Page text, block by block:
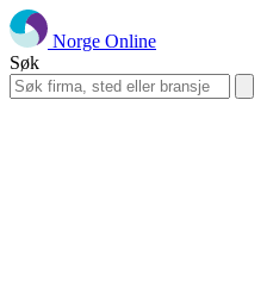
Norge Online
Søk